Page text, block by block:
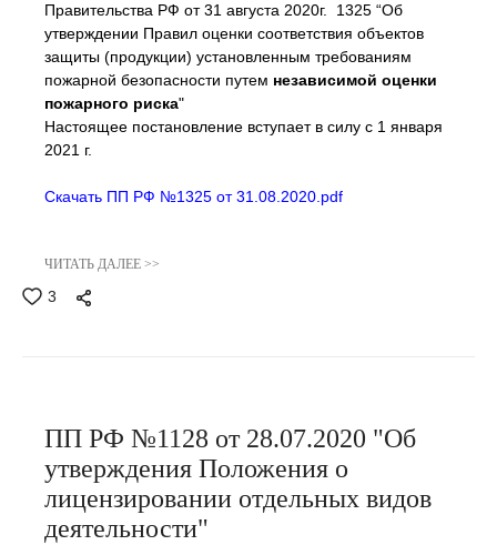
Правительства РФ от 31 августа 2020г. 1325 “Об
утверждении Правил оценки соответствия объектов
защиты (продукции) установленным требованиям
пожарной безопасности путем независимой оценки
пожарного риска"
Настоящее постановление вступает в силу с 1 января
2021 г.
Скачать ПП РФ №1325 от 31.08.2020.pdf
ЧИТАТЬ ДАЛЕЕ >>
3
ПП РФ №1128 от 28.07.2020 "Об
утверждения Положения о
лицензировании отдельных видов
деятельности"